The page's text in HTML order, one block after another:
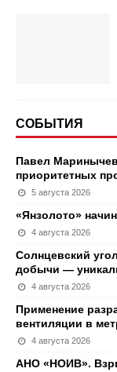
СОБЫТИЯ
Павел
приоритетных
5 августа 2026
«Янзолото»
4 августа 2026
Солнцевский
добычи —
4 августа 2026
Применение
вентиляции в
4 августа 2026
АНО «НОИВ».